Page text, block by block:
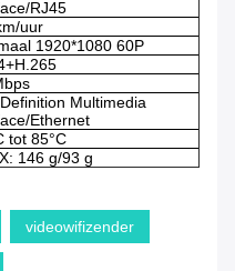
RJ45
uur
1920*1080 60P
Multimedia
Ethernet
tot 85°C
146 g/93 g
videowifizender